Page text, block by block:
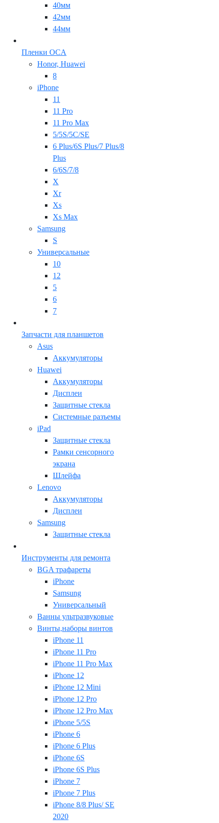
40мм
42мм
44мм
Пленки OCA
Honor, Huawei
8
iPhone
11
11 Pro
11 Pro Max
5/5S/5C/SE
6 Plus/6S Plus/7 Plus/8
Plus
6/6S/7/8
X
Xr
Xs
Xs Max
Samsung
S
Универсальные
10
12
5
6
7
Запчасти для планшетов
Asus
Аккумуляторы
Huawei
Аккумуляторы
Дисплеи
Защитные стекла
Системные разъемы
iPad
Защитные стекла
Рамки сенсорного
экрана
Шлейфа
Lenovo
Аккумуляторы
Дисплеи
Samsung
Защитные стекла
Инструменты для ремонта
BGA трафареты
iPhone
Samsung
Универсальный
Ванны ультразвуковые
Винты,наборы винтов
iPhone 11
iPhone 11 Pro
iPhone 11 Pro Max
iPhone 12
iPhone 12 Mini
iPhone 12 Pro
iPhone 12 Pro Max
iPhone 5/5S
iPhone 6
iPhone 6 Plus
iPhone 6S
iPhone 6S Plus
iPhone 7
iPhone 7 Plus
iPhone 8/8 Plus/ SE
2020